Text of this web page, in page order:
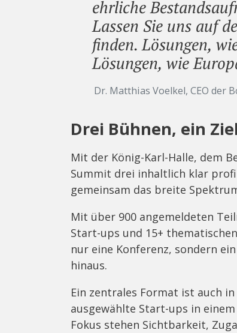
ehrliche
Lassen Sie uns auf
finden. Lösungen,
Lösungen, wie
Dr. Matthias Voelkel, CEO der
Drei Bühnen, ein Ziel
Mit der König-Karl-Halle, dem
Summit drei inhaltlich klar
gemeinsam das breite
Mit über 900 angemeldeten
Start-ups und 15+
nur eine Konferenz, sondern
hinaus.
Ein zentrales Format ist auch
ausgewählte Start-ups in
Fokus stehen Sichtbarkeit,